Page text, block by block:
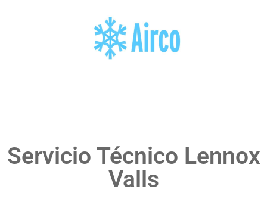
Servicio Técnico Lennox
Valls